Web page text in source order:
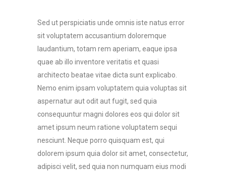
Sed ut perspiciatis unde omnis iste natus error
sit voluptatem accusantium doloremque
laudantium, totam rem aperiam, eaque ipsa
quae ab illo inventore veritatis et quasi
architecto beatae vitae dicta sunt explicabo.
Nemo enim ipsam voluptatem quia voluptas sit
aspernatur aut odit aut fugit, sed quia
consequuntur magni dolores eos qui dolor sit
amet ipsum neum ratione voluptatem sequi
nesciunt. Neque porro quisquam est, qui
dolorem ipsum quia dolor sit amet, consectetur,
adipisci velit, sed quia non numquam eius modi